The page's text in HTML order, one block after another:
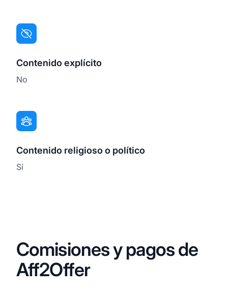
Contenido explícito
No
Contenido religioso o político
Sí
Comisiones y pagos de
Aff2Offer